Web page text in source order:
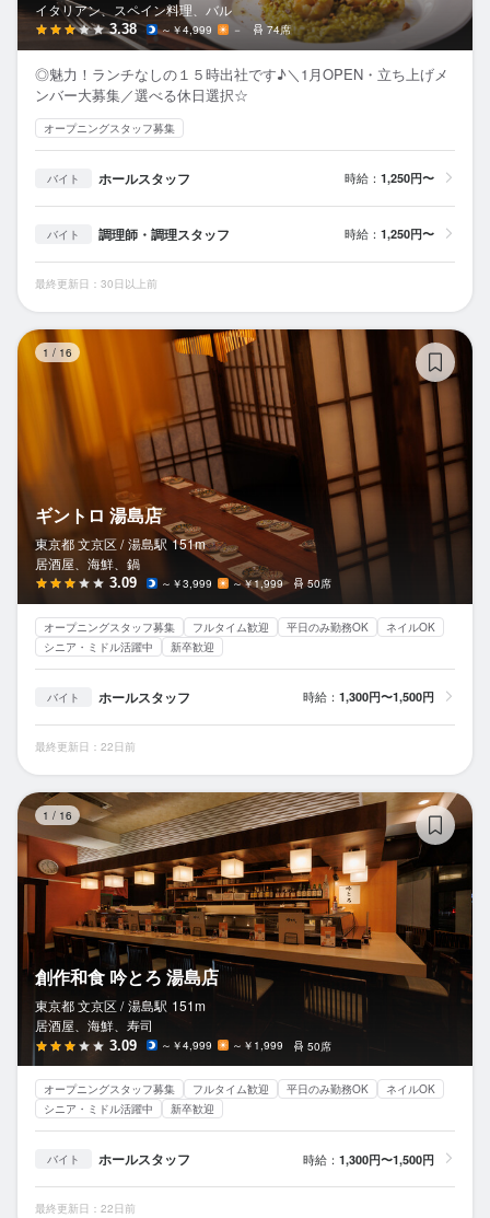
イタリアン、スペイン料理、バル
3.38 ～￥4,999 － 74席
◎魅力！ランチなしの１５時出社です♪＼1月OPEN・立ち上げメ
ンバー大募集／選べる休日選択☆
オープニングスタッフ募集
バイト ホールスタッフ 時給： 1,250円〜
バイト 調理師・調理スタッフ 時給： 1,250円〜
最終更新日：30日以上前
1 / 16
ギントロ 湯島店
東京都 文京区 / 湯島駅 151m
居酒屋、海鮮、鍋
3.09 ～￥3,999 ～￥1,999 50席
オープニングスタッフ募集 フルタイム歓迎 平日のみ勤務OK
ネイルOK
シニア・ミドル活躍中
新卒歓迎
バイト ホールスタッフ 時給： 1,300円〜1,500円
最終更新日：22日前
1 / 16
創作和食 吟とろ 湯島店
東京都 文京区 / 湯島駅 151m
居酒屋、海鮮、寿司
3.09 ～￥4,999 ～￥1,999 50席
オープニングスタッフ募集 フルタイム歓迎 平日のみ勤務OK
ネイルOK
シニア・ミドル活躍中
新卒歓迎
バイト ホールスタッフ 時給： 1,300円〜1,500円
最終更新日：22日前